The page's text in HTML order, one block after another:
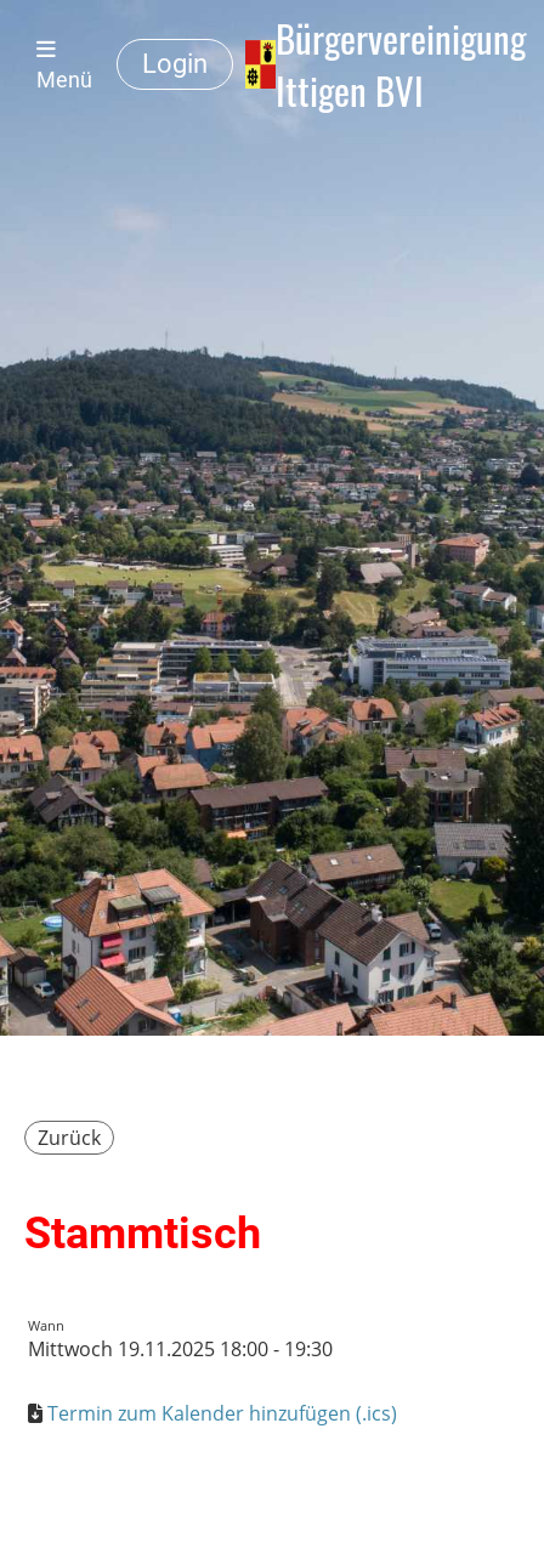
Bürgervereinigung
Ittigen BVI
Login
Menü
Zurück
Stammtisch
Wann
Mittwoch 19.11.2025 18:00 - 19:30
Termin zum Kalender hinzufügen (.ics)